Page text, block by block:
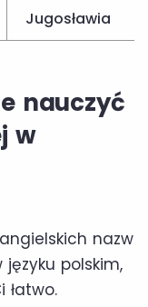
Jugosławia
nauczyć
w
nazw
polskim,
łatwo.